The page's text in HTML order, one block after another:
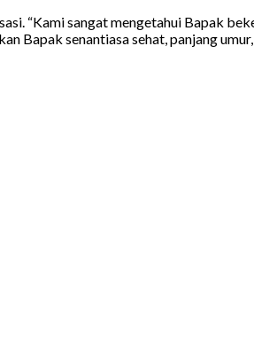
“Kami sangat mengetahui Bapak
Bapak senantiasa sehat, panjang